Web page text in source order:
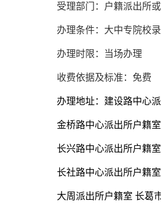
受理部门：户籍派出所
办理条件：大中专院校
办理时限：当场办理
收费依据及标准：免费
办理地址：建设路中心
金桥路中心派出所户籍
长兴路中心派出所户籍
长社路中心派出所户籍
大周派出所户籍室 长葛